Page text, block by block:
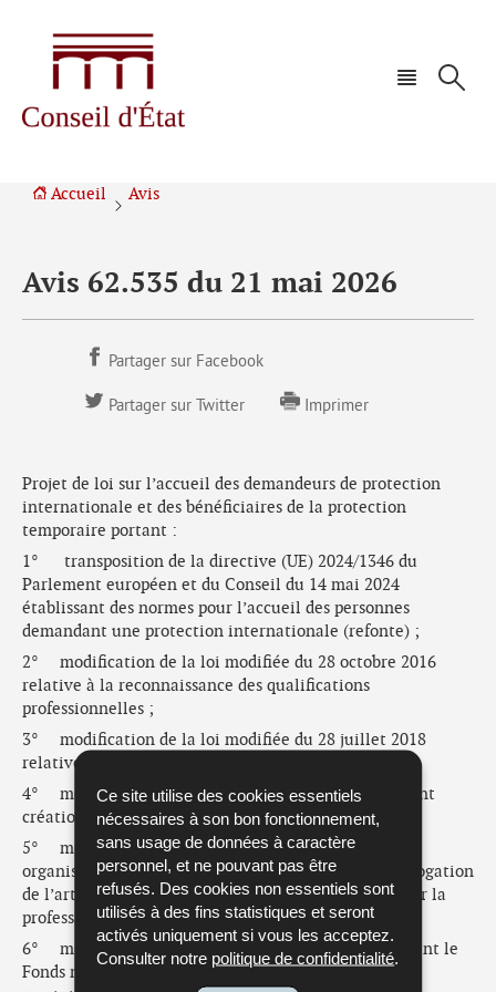
Ce site utilise des cookies essentiels
nécessaires à son bon fonctionnement,
sans usage de données à caractère
personnel, et ne pouvant pas être
refusés. Des cookies non essentiels sont
utilisés à des fins statistiques et seront
activés uniquement si vous les acceptez.
Consulter notre politique de confidentialité.
contenu
Accueil Avis
Avis 62.535 du 21 mai 2026
Partager sur Facebook
Partager sur Twitter Imprimer
Projet de loi sur l’accueil des demandeurs de protection
internationale et des bénéficiaires de la protection
temporaire portant :
1° transposition de la directive (UE) 2024/1346 du
Parlement européen et du Conseil du 14 mai 2024
établissant des normes pour l’accueil des personnes
demandant une protection internationale (refonte) ;
2° modification de la loi modifiée du 28 octobre 2016
relative à la reconnaissance des qualifications
professionnelles ;
3° modification de la loi modifiée du 28 juillet 2018
relative au revenu d’inclusion sociale ;
4° modification de la loi du 4 décembre 2019 portant
création de l’Office national de l’accueil ;
5° modification de la loi du 7 août 2023 portant
organisation de l’assistance judiciaire et portant abrogation
de l’article 37-1 de la loi modifiée du 10 août 1991 sur la
profession d’avocat ;
6° modification de la loi du 18 juillet 2025 autorisant le
Fonds national de solidarité à participer aux prix des